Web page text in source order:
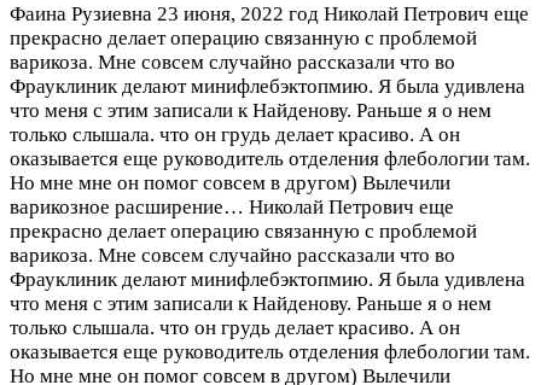
Фаина Рузиевна 23 июня, 2022 год Николай Петрович еще
прекрасно делает операцию связанную с проблемой
варикоза. Мне совсем случайно рассказали что во
Фрауклиник делают минифлебэктопмию. Я была удивлена
что меня с этим записали к Найденову. Раньше я о нем
только слышала. что он грудь делает красиво. А он
оказывается еще руководитель отделения флебологии там.
Но мне мне он помог совсем в другом) Вылечили
варикозное расширение… Николай Петрович еще
прекрасно делает операцию связанную с проблемой
варикоза. Мне совсем случайно рассказали что во
Фрауклиник делают минифлебэктопмию. Я была удивлена
что меня с этим записали к Найденову. Раньше я о нем
только слышала. что он грудь делает красиво. А он
оказывается еще руководитель отделения флебологии там.
Но мне мне он помог совсем в другом) Вылечили